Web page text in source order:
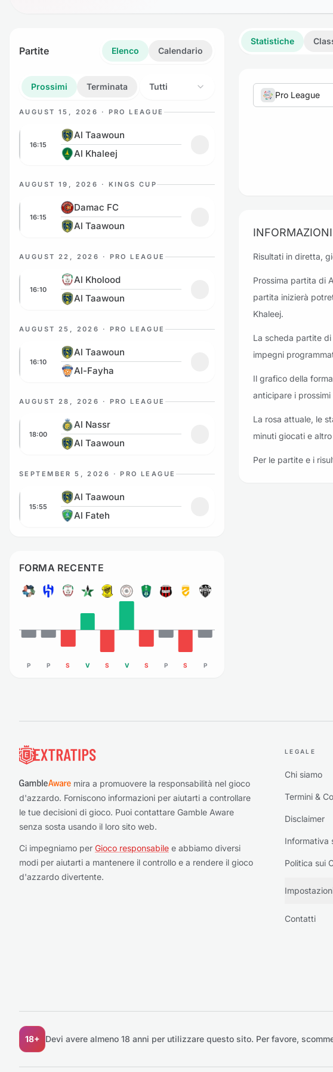
Partite Elenco Calendario
Prossimi Terminata Tutti
AUGUST 15, 2026 · PRO LEAGUE
Al Taawoun vs Al Khaleej
16:15
Al Taawoun
Al Khaleej
AUGUST 19, 2026 · KINGS CUP
Damac FC vs Al Taawoun
16:15
Damac FC
Al Taawoun
AUGUST 22, 2026 · PRO LEAGUE
Al Kholood vs Al Taawoun
16:10
Al Kholood
Al Taawoun
Aggiungi ai preferiti: Al Kholood
AUGUST 25, 2026 · PRO LEAGUE
Al Taawoun vs Al-Fayha
16:10
Al Taawoun
Al-Fayha
AUGUST 28, 2026 · PRO LEAGUE
Al Nassr vs Al Taawoun
18:00
Al Nassr
Al Taawoun
Aggiungi ai preferiti: Al Nassr vs
SEPTEMBER 5, 2026 · PRO LEAGUE
Al Taawoun vs Al Fateh
15:55
Al Taawoun
Al Fateh
FORMA RECENTE
P P S V S V S P S P
Statistiche
Pro League
Risultati in diretta,
Prossima partita di
partita inizierà
Khaleej.
La scheda partite
impegni
Il grafico della
anticipare i
La rosa attuale, le
minuti giocati e
Per le partite e i
mira a promuovere la responsabilità nel gioco
d'azzardo. Forniscono informazioni per aiutarti a controllare
le tue decisioni di gioco. Puoi contattare Gamble Aware
senza sosta usando il loro sito web.
Ci impegniamo per Gioco responsabile e abbiamo diversi
modi per aiutarti a mantenere il controllo e a rendere il gioco
d'azzardo divertente.
LEGALE
Chi siamo
Termini &
Disclaimer
Informativa
Politica sui
Contatti
18+ Devi avere almeno 18 anni per utilizzare questo sito. Per favore,